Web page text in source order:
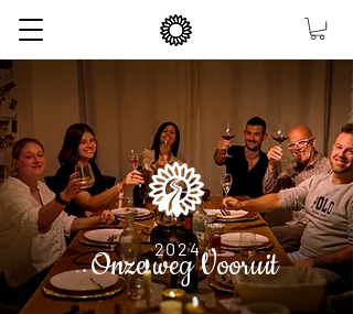
Onze weg Vooruit
2024